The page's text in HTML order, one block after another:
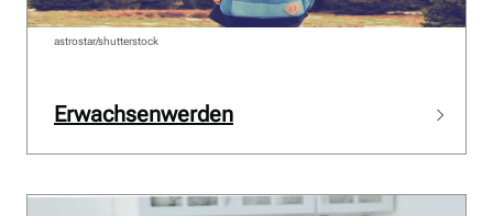
Erwachsenwerden
astrostar/shutterstock